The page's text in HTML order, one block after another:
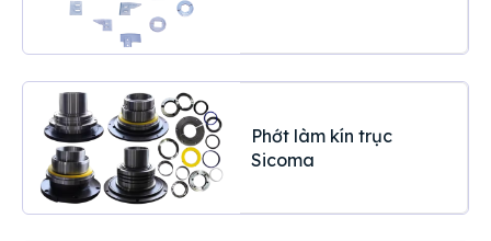
Phớt làm kín trục
Sicoma